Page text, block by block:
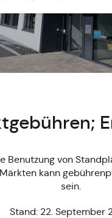
Benutzung von
Märkten kann
sein.
Stand: 22. September